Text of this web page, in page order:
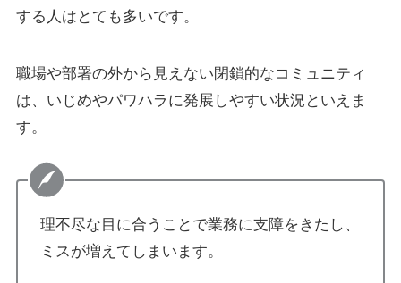
する人はとても多いです。
職場や部署の外から見えない閉鎖的なコミュニティ
は、いじめやパワハラに発展しやすい状況といえま
す。
理不尽な目に合うことで業務に支障をきたし、
ミスが増えてしまいます。